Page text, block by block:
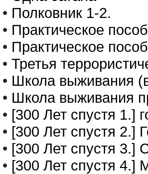
• Полковник 1-2.
• Практическое
• Практическое
• Третья
• Школа выживания
• Школа выживания
• [300 Лет спустя 1.]
• [300 Лет спустя 2.]
• [300 Лет спустя 3.]
• [300 Лет спустя 4.]